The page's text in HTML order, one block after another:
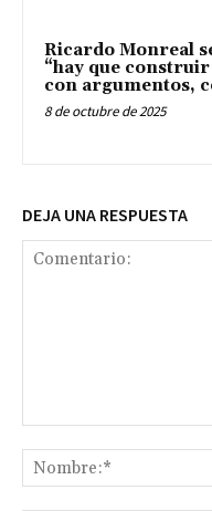
Ricardo Monreal
“hay que
con argumentos,
8 de octubre de 2025
DEJA UNA RESPUESTA